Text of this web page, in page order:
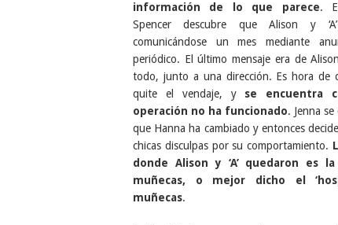
información de lo que parece.
Spencer descubre que Alison y
comunicándose un mes mediante
periódico. El último mensaje era de
todo, junto a una dirección. Es hora de
quite el vendaje, y se encuentra
operación no ha funcionado. Jenna
que Hanna ha cambiado y entonces
chicas disculpas por su comportamiento.
donde Alison y ‘A’ quedaron es
muñecas, o mejor dicho el
muñecas.